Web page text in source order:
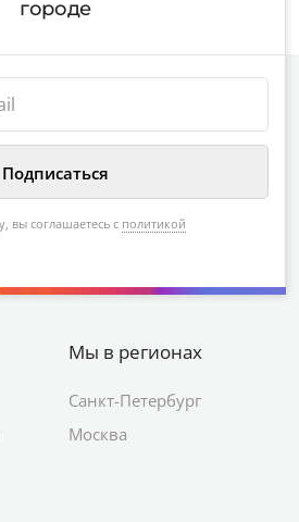
городе
вы соглашаетесь с политикой
Мы в регионах
Санкт-Петербург
Москва